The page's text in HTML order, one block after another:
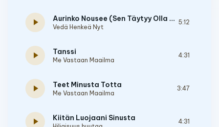
play_arrow Aurinko Nousee (Sen Täytyy Olla Niin)
Vedä Henkeä Nyt
5:12
play_arrow Tanssi
Me Vastaan Maailma
4:31
play_arrow Teet Minusta Totta
Me Vastaan Maailma
3:47
play_arrow Kiitän Luojaani Sinusta 4:31